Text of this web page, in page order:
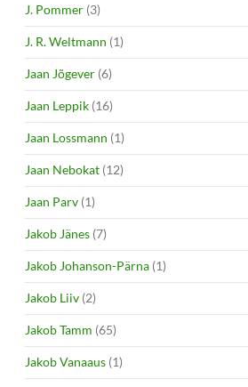
J. Pommer (3)
J. R. Weltmann (1)
Jaan Jõgever (6)
Jaan Leppik (16)
Jaan Lossmann (1)
Jaan Nebokat (12)
Jaan Parv (1)
Jakob Jänes (7)
Jakob Johanson-Pärna (1)
Jakob Liiv (2)
Jakob Tamm (65)
Jakob Vanaaus (1)